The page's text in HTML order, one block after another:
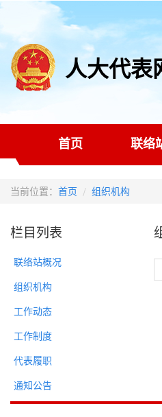
人大代表
首页 联络
当前位置： 首页 组织机构
栏目列表
联络站概况
组织机构
工作动态
工作制度
代表履职
通知公告